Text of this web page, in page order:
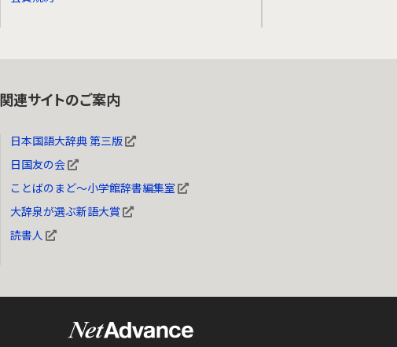
関連サイトのご案内
日本国語大辞典 第三版
日国友の会
ことばのまど～小学館辞書編集室
大辞泉が選ぶ新語大賞
読書人